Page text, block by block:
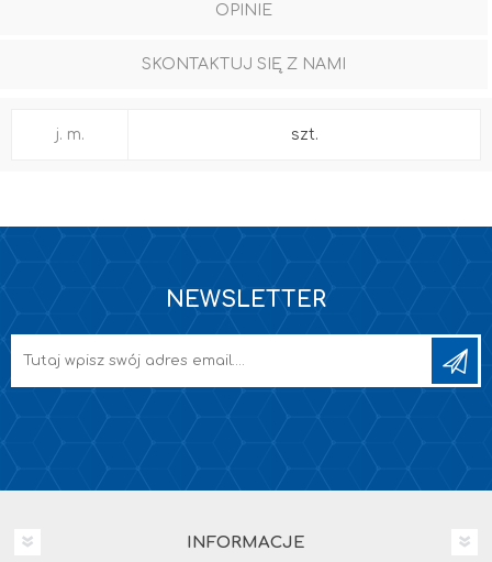
OPINIE
SKONTAKTUJ SIĘ Z NAMI
j. m. szt.
NEWSLETTER
INFORMACJE